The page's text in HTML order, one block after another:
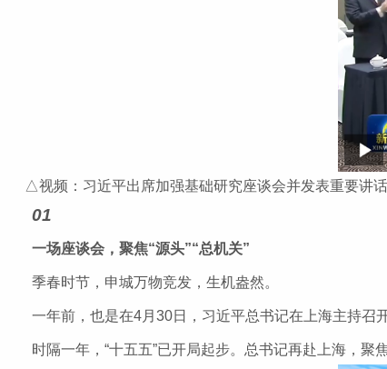
△视频：习近平出席加强基础研究座谈会并发表重要讲话
01
一场座谈会，聚焦“源头”“总机关”
季春时节，申城万物竞发，生机盎然。
一年前，也是在4月30日，习近平总书记在上海主持召
时隔一年，“十五五”已开局起步。总书记再赴上海，聚